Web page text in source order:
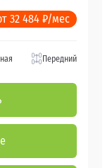
32 484 ₽/мес
Передний